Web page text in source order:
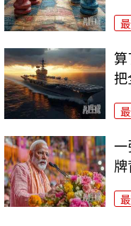
算
把
一
牌